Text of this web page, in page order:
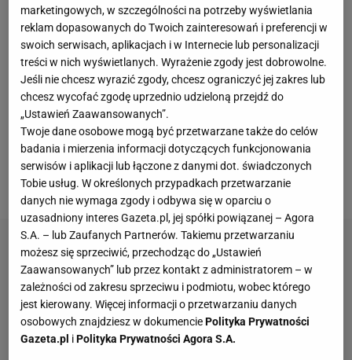
Obecny sezon w roli treneraMilanuzaczynał Marco
Giampaolo. Po słabym początku zastąpił go Stefano
Pioli, który poprawił grę drużyny, ale nie na tyle, by w
kolejnym sezonie prowadzić zespół. Tak
przynajmniej uważa "La Gazzetta dello Sport", która
twierdzi, że władze Milanu są już niemal dogadane z
następcą Pioliego. Ma nim zostać 61-letniRalf
Rangnick.
marketingowych, w szczególności na potrzeby wyświetlania
reklam dopasowanych do Twoich zainteresowań i preferencji w
swoich serwisach, aplikacjach i w Internecie lub personalizacji
treści w nich wyświetlanych. Wyrażenie zgody jest dobrowolne.
Jeśli nie chcesz wyrazić zgody, chcesz ograniczyć jej zakres lub
chcesz wycofać zgodę uprzednio udzieloną przejdź do
„Ustawień Zaawansowanych”.
Twoje dane osobowe mogą być przetwarzane także do celów
badania i mierzenia informacji dotyczących funkcjonowania
serwisów i aplikacji lub łączone z danymi dot. świadczonych
Tobie usług. W określonych przypadkach przetwarzanie
danych nie wymaga zgody i odbywa się w oparciu o
uzasadniony interes Gazeta.pl, jej spółki powiązanej – Agora
S.A. – lub Zaufanych Partnerów. Takiemu przetwarzaniu
możesz się sprzeciwić, przechodząc do „Ustawień
Zaawansowanych” lub przez kontakt z administratorem – w
zależności od zakresu sprzeciwu i podmiotu, wobec którego
jest kierowany. Więcej informacji o przetwarzaniu danych
osobowych znajdziesz w dokumenciePolityka Prywatności
Gazeta.pl iPolityka Prywatności Agora S.A.